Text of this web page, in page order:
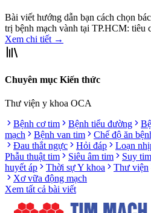
Bài viết hướng dẫn bạn cách chọn
trị bệnh mạch vành tại TP.HCM: tiêu
Xem chi tiết →
Chuyên mục Kiến thức
Thư viện y khoa OCA
Bệnh cơ tim
Bệnh tiểu đường
mạch
Bệnh van tim Chế độ ăn
Đau thắt ngực
Hỏi đáp Loạn
Phẫu thuật tim
Siêu âm tim Suy tim
huyết áp
Thời sự Y khoa Thư viện
Xơ vữa động mạch
Xem tất cả bài viết